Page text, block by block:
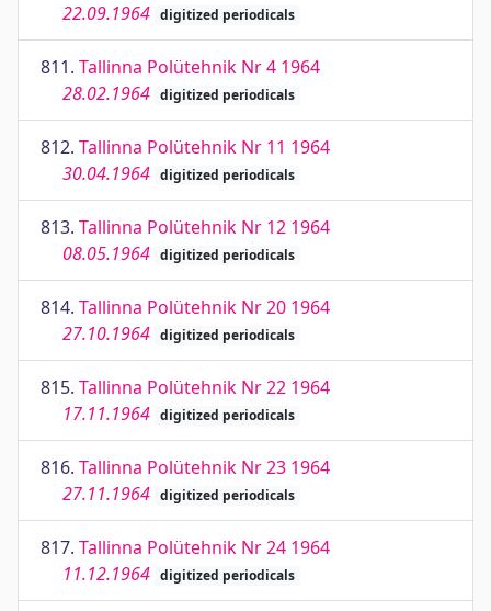
22.09.1964 digitized periodicals
811. Tallinna Polütehnik Nr 4 1964
28.02.1964 digitized periodicals
812. Tallinna Polütehnik Nr 11 1964
30.04.1964 digitized periodicals
813. Tallinna Polütehnik Nr 12 1964
08.05.1964 digitized periodicals
814. Tallinna Polütehnik Nr 20 1964
27.10.1964 digitized periodicals
815. Tallinna Polütehnik Nr 22 1964
17.11.1964 digitized periodicals
816. Tallinna Polütehnik Nr 23 1964
27.11.1964 digitized periodicals
817. Tallinna Polütehnik Nr 24 1964
11.12.1964 digitized periodicals